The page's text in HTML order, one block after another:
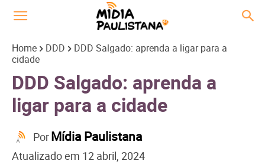
Home DDD
DDD Salgado: aprenda a ligar para a
cidade
DDD Salgado: aprenda a
ligar para a cidade
PorMídia Paulistana
Atualizado em 12 abril, 2024